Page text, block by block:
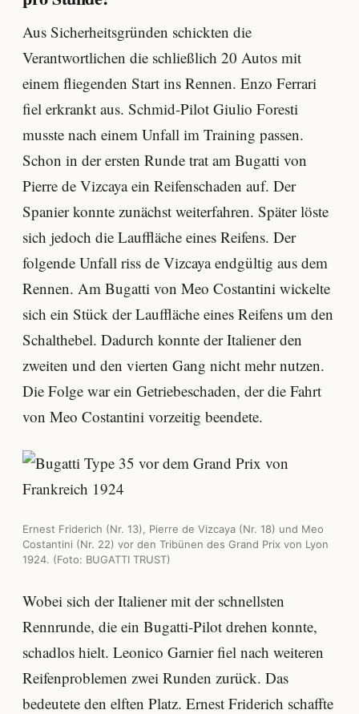
Aus Sicherheitsgründen schickten die
Verantwortlichen die schließlich 20 Autos mit
einem fliegenden Start ins Rennen. Enzo Ferrari
fiel erkrankt aus. Schmid-Pilot Giulio Foresti
musste nach einem Unfall im Training passen.
Schon in der ersten Runde trat am Bugatti von
Pierre de Vizcaya ein Reifenschaden auf. Der
Spanier konnte zunächst weiterfahren. Später löste
sich jedoch die Lauffläche eines Reifens. Der
folgende Unfall riss de Vizcaya endgültig aus dem
Rennen. Am Bugatti von Meo Costantini wickelte
sich ein Stück der Lauffläche eines Reifens um den
Schalthebel. Dadurch konnte der Italiener den
zweiten und den vierten Gang nicht mehr nutzen.
Die Folge war ein Getriebeschaden, der die Fahrt
von Meo Costantini vorzeitig beendete.
Ernest Friderich (Nr. 13), Pierre de Vizcaya (Nr. 18) und Meo
Costantini (Nr. 22) vor den Tribünen des Grand Prix von Lyon
1924. (Foto: BUGATTI TRUST)
Wobei sich der Italiener mit der schnellsten
Rennrunde, die ein Bugatti-Pilot drehen konnte,
schadlos hielt. Leonico Garnier fiel nach weiteren
Reifenproblemen zwei Runden zurück. Das
bedeutete den elften Platz. Ernest Friderich schaffte